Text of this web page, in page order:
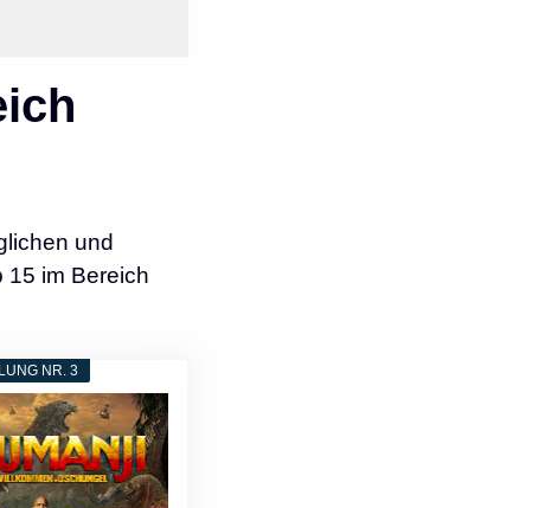
und
15 im Bereich
NR. 3